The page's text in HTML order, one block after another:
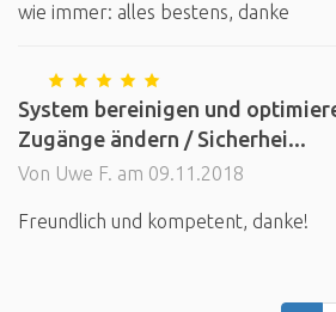
wie immer: alles bestens, danke
System bereinigen und
Zugänge ändern / Sicherhei...
Von Uwe F. am 09.11.2018
Freundlich und kompetent, danke!